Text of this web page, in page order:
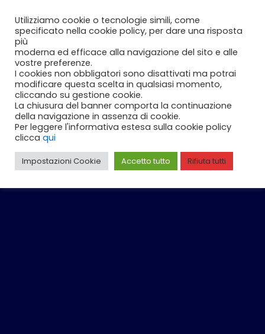
contenuto
Utilizziamo cookie o tecnologie simili, come
specificato nella cookie policy, per dare una risposta
più
moderna ed efficace alla navigazione del sito e alle
vostre preferenze.
I cookies non obbligatori sono disattivati ma potrai
modificare questa scelta in qualsiasi momento,
cliccando su gestione cookie.
La chiusura del banner comporta la continuazione
della navigazione in assenza di cookie.
Per leggere l'informativa estesa sulla cookie policy
clicca qui
Impostazioni Cookie Accetto tutto Rifiuta tutti